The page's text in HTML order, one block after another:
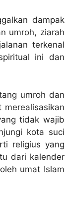
dampak
umroh, ziarah
terkenal
ini dan
umroh dan
tidak wajib
kota suci
religius yang
dari kalender
umat Islam